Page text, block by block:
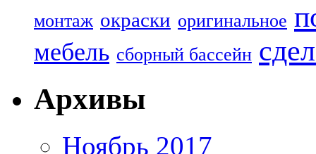
монтаж окраски оригинальное
мебель сборный бассейн
Архивы
Ноябрь 2017